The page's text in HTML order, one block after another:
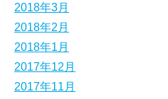
2018年3月
2018年2月
2018年1月
2017年12月
2017年11月